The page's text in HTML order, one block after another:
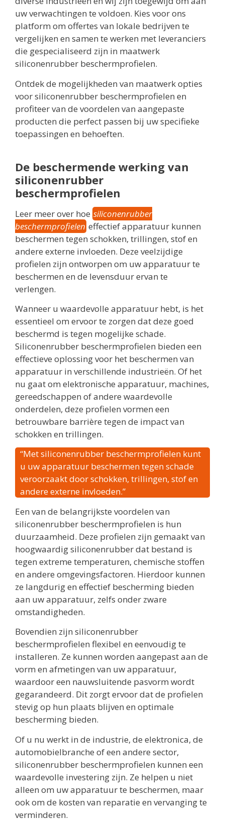
uw verwachtingen te voldoen. Kies voor ons
platform om offertes van lokale bedrijven te
vergelijken en samen te werken met leveranciers
die gespecialiseerd zijn in maatwerk
siliconenrubber beschermprofielen.
Ontdek de mogelijkheden van maatwerk opties
voor siliconenrubber beschermprofielen en
profiteer van de voordelen van aangepaste
producten die perfect passen bij uw specifieke
toepassingen en behoeften.
De beschermende werking van
siliconenrubber
beschermprofielen
Leer meer over hoe siliconenrubber
beschermprofielen effectief apparatuur kunnen
beschermen tegen schokken, trillingen, stof en
andere externe invloeden. Deze veelzijdige
profielen zijn ontworpen om uw apparatuur te
beschermen en de levensduur ervan te
verlengen.
Wanneer u waardevolle apparatuur hebt, is het
essentieel om ervoor te zorgen dat deze goed
beschermd is tegen mogelijke schade.
Siliconenrubber beschermprofielen bieden een
effectieve oplossing voor het beschermen van
apparatuur in verschillende industrieën. Of het
nu gaat om elektronische apparatuur, machines,
gereedschappen of andere waardevolle
onderdelen, deze profielen vormen een
betrouwbare barrière tegen de impact van
schokken en trillingen.
“Met siliconenrubber beschermprofielen kunt
u uw apparatuur beschermen tegen schade
veroorzaakt door schokken, trillingen, stof en
andere externe invloeden.”
Een van de belangrijkste voordelen van
siliconenrubber beschermprofielen is hun
duurzaamheid. Deze profielen zijn gemaakt van
hoogwaardig siliconenrubber dat bestand is
tegen extreme temperaturen, chemische stoffen
en andere omgevingsfactoren. Hierdoor kunnen
ze langdurig en effectief bescherming bieden
aan uw apparatuur, zelfs onder zware
omstandigheden.
Bovendien zijn siliconenrubber
beschermprofielen flexibel en eenvoudig te
installeren. Ze kunnen worden aangepast aan de
vorm en afmetingen van uw apparatuur,
waardoor een nauwsluitende pasvorm wordt
gegarandeerd. Dit zorgt ervoor dat de profielen
stevig op hun plaats blijven en optimale
bescherming bieden.
Of u nu werkt in de industrie, de elektronica, de
automobielbranche of een andere sector,
siliconenrubber beschermprofielen kunnen een
waardevolle investering zijn. Ze helpen u niet
alleen om uw apparatuur te beschermen, maar
ook om de kosten van reparatie en vervanging te
verminderen.